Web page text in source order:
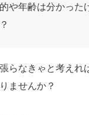
や年齢は分かった
らなきゃと考えれ
ませんか？